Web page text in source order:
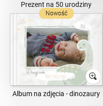
Prezent na 50 urodziny
Nowość
Album na zdjęcia - dinozaury